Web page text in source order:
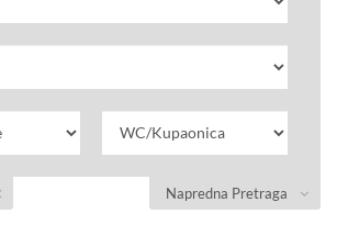
Napredna Pretraga